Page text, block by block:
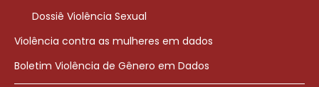
Dossiê Violência Sexual
Violência contra as mulheres em dados
Boletim Violência de Gênero em Dados